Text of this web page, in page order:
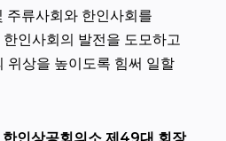
주류사회와 한인사회를
인사회의 발전을 도모하고
위상을 높이도록 힘써 일할